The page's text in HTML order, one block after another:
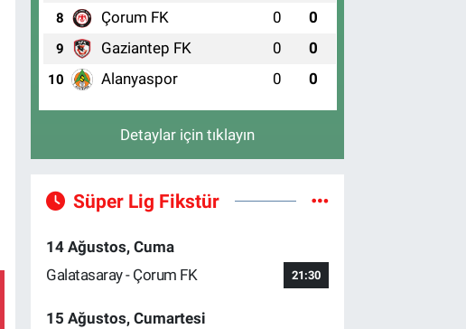
8 Çorum FK 0 0
9 Gaziantep FK 0 0
10 Alanyaspor 0 0
Detaylar için tıklayın
Süper Lig Fikstür
14 Ağustos, Cuma
Galatasaray - Çorum FK
21:30
15 Ağustos, Cumartesi